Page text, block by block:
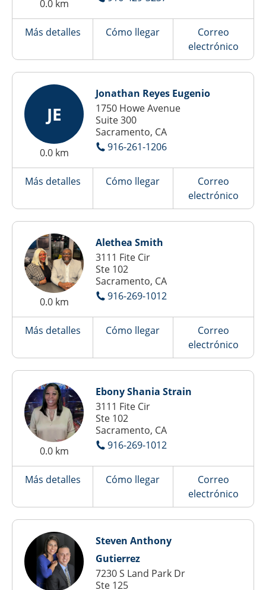
0.0 km
Más detalles Cómo llegar
Correo
electrónico
JE
0.0 km
Jonathan Reyes Eugenio
1750 Howe Avenue
Suite 300
Sacramento, CA
916-261-1206
Más detalles Cómo llegar
Correo
electrónico
0.0 km
Alethea Smith
3111 Fite Cir
Ste 102
Sacramento, CA
916-269-1012
Más detalles Cómo llegar
Correo
electrónico
0.0 km
Ebony Shania Strain
3111 Fite Cir
Ste 102
Sacramento, CA
916-269-1012
Más detalles Cómo llegar
Correo
electrónico
Steven Anthony
Gutierrez
7230 S Land Park Dr
Ste 125